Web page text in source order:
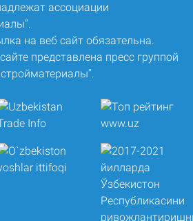
ассоциации
на веб сайт обязательна.
представлена пресс группой